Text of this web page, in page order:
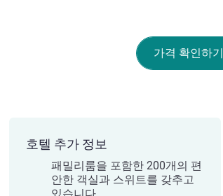
가격 확인하기
호텔 추가 정보
패밀리룸을 포함한 200개의 편
안한 객실과 스위트를 갖추고